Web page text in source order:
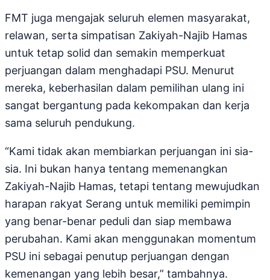
FMT juga mengajak seluruh elemen masyarakat,
relawan, serta simpatisan Zakiyah-Najib Hamas
untuk tetap solid dan semakin memperkuat
perjuangan dalam menghadapi PSU. Menurut
mereka, keberhasilan dalam pemilihan ulang ini
sangat bergantung pada kekompakan dan kerja
sama seluruh pendukung.
“Kami tidak akan membiarkan perjuangan ini sia-
sia. Ini bukan hanya tentang memenangkan
Zakiyah-Najib Hamas, tetapi tentang mewujudkan
harapan rakyat Serang untuk memiliki pemimpin
yang benar-benar peduli dan siap membawa
perubahan. Kami akan menggunakan momentum
PSU ini sebagai penutup perjuangan dengan
kemenangan yang lebih besar,” tambahnya.